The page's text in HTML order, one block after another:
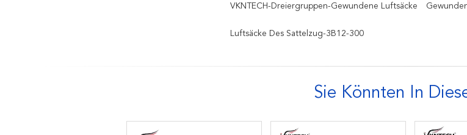
VKNTECH-Dreiergruppen-Gewundene Luftsäcke
Luftsäcke Des Sattelzug-3B12-300
Sie Könnten In